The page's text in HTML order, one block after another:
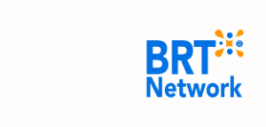
Adenanta Putra